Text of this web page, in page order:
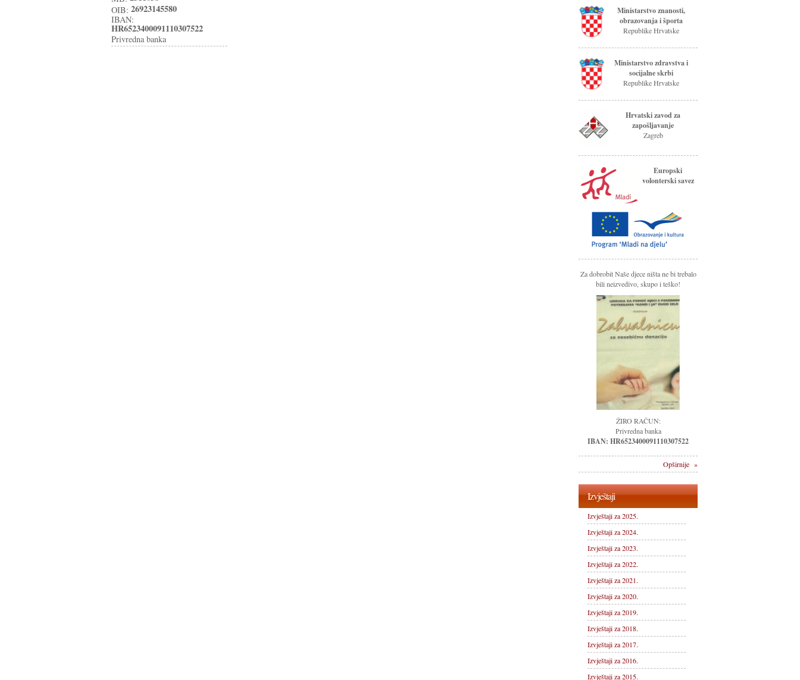
OIB: 26923145580
IBAN:
HR6523400091110307522
Privredna banka
Ministarstvo znanosti,
obrazovanja i športa
Republike Hrvatske
Ministarstvo zdravstva i
socijalne skrbi
Republike Hrvatske
Hrvatski zavod za
zapošljavanje
Zagreb
Europski
volonterski savez
Za dobrobit Naše djece ništa ne bi trebalo
bili neizvedivo, skupo i teško!
ŽIRO RAČUN:
Privredna banka
IBAN: HR6523400091110307522
Opširnije »
Izvještaji
Izvještaji za 2025.
Izvještaji za 2024.
Izvještaji za 2023.
Izvještaji za 2022.
Izvještaji za 2021.
Izvještaji za 2020.
Izvještaji za 2019.
Izvještaji za 2018.
Izvještaji za 2017.
Izvještaji za 2016.
Izvještaji za 2015.